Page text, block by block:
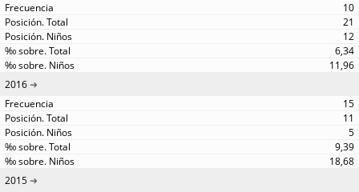
10
21
12
6,34
11,96
2016
15
11
5
9,39
18,68
2015